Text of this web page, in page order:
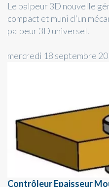
Le palpeur 3D nouvelle
compact et muni d'un
palpeur 3D universel.
mercredi 18 septembre
Contrôleur Epaisseur